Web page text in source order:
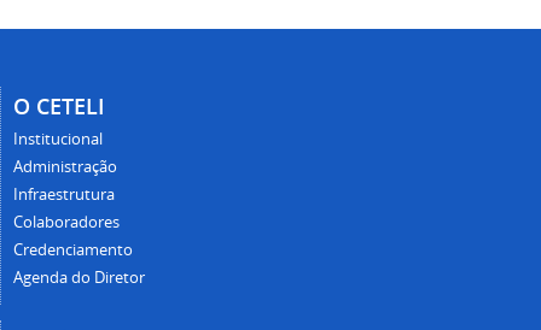
O CETELI
Institucional
Administração
Infraestrutura
Colaboradores
Credenciamento
Agenda do Diretor